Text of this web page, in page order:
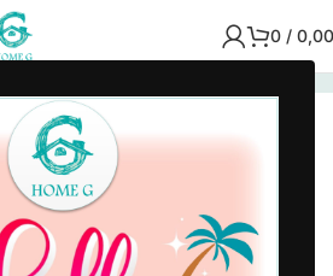
0 / 0,00
/Είδη Μπάνιου Airbnb